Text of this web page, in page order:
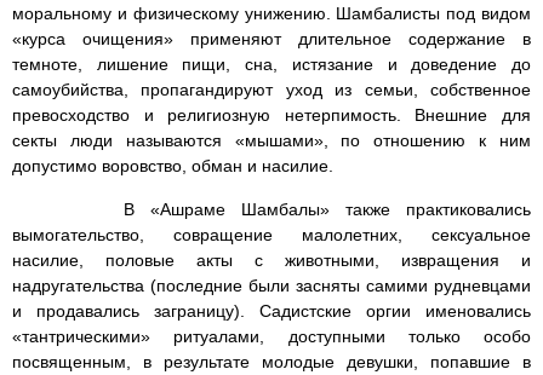
моральному и физическому унижению. Шамбалисты под видом
«курса очищения» применяют длительное содержание в
темноте, лишение пищи, сна, истязание и доведение до
самоубийства, пропагандируют уход из семьи, собственное
превосходство и религиозную нетерпимость. Внешние для
секты люди называются «мышами», по отношению к ним
допустимо воровство, обман и насилие.
В «Ашраме Шамбалы» также практиковались
вымогательство, совращение малолетних, сексуальное
насилие, половые акты с животными, извращения и
надругательства (последние были засняты самими рудневцами
и продавались заграницу). Садистские оргии именовались
«тантрическими» ритуалами, доступными только особо
посвященным, в результате молодые девушки, попавшие в